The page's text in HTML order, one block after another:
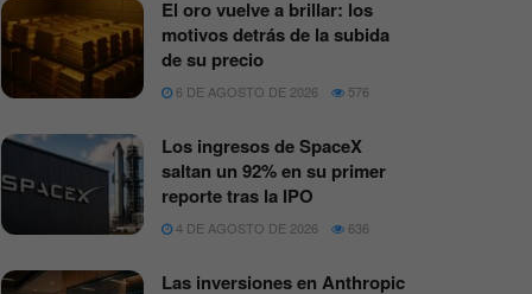
El oro vuelve a brillar: los
motivos detrás de la subida
de su precio
6 DE AGOSTO DE 2026 576
Los ingresos de SpaceX
saltan un 92% en su primer
reporte tras la IPO
4 DE AGOSTO DE 2026 636
Las inversiones en Anthropic